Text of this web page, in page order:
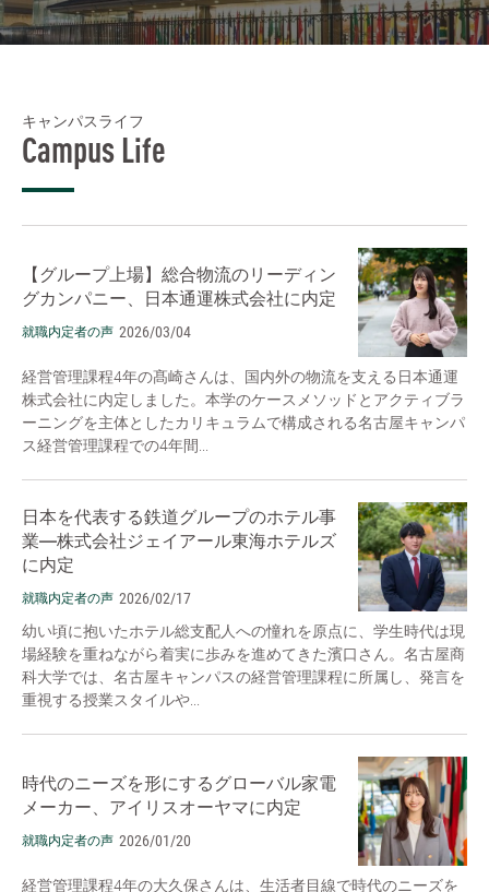
キャンパスライフ
Campus Life
【グループ上場】総合物流のリーディン
グカンパニー、日本通運株式会社に内定
就職内定者の声 2026/03/04
経営管理課程4年の髙崎さんは、国内外の物流を支える日本通運
株式会社に内定しました。本学のケースメソッドとアクティブラ
ーニングを主体としたカリキュラムで構成される名古屋キャンパ
ス経営管理課程での4年間...
日本を代表する鉄道グループのホテル事
業―株式会社ジェイアール東海ホテルズ
に内定
就職内定者の声 2026/02/17
幼い頃に抱いたホテル総支配人への憧れを原点に、学生時代は現
場経験を重ねながら着実に歩みを進めてきた濱口さん。名古屋商
科大学では、名古屋キャンパスの経営管理課程に所属し、発言を
重視する授業スタイルや...
時代のニーズを形にするグローバル家電
メーカー、アイリスオーヤマに内定
就職内定者の声 2026/01/20
経営管理課程4年の大久保さんは、生活者目線で時代のニーズを